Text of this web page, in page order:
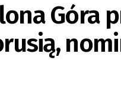
Góra